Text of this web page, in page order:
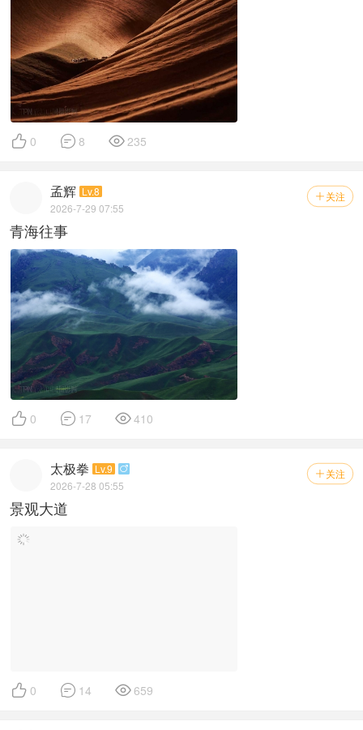
 0  8  235
 关注
孟辉 Lv.8
2026-7-29 07:55
青海往事
 0  17 410
 关注
太极拳 Lv.9 
2026-7-28 05:55
景观大道
 0  14  659